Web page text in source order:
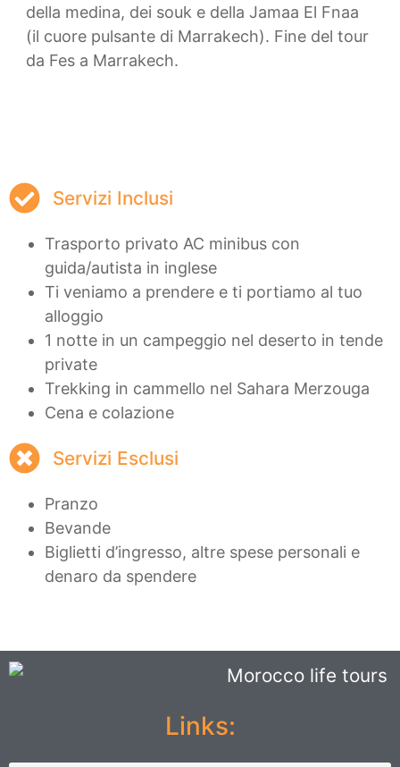
della medina, dei souk e della Jamaa El Fnaa
(il cuore pulsante di Marrakech). Fine del tour
da Fes a Marrakech.
Servizi Inclusi
Trasporto privato AC minibus con
guida/autista in inglese
Ti veniamo a prendere e ti portiamo al tuo
alloggio
1 notte in un campeggio nel deserto in tende
private
Trekking in cammello nel Sahara Merzouga
Cena e colazione
Servizi Esclusi
Pranzo
Bevande
Biglietti d’ingresso, altre spese personali e
denaro da spendere
Links: